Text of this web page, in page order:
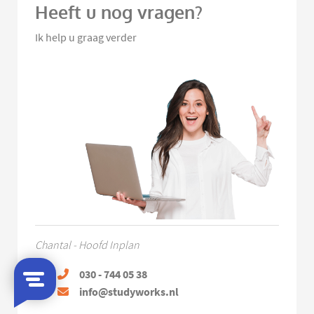
Heeft u nog vragen?
Ik help u graag verder
Chantal - Hoofd Inplan
030 - 744 05 38
info@studyworks.nl